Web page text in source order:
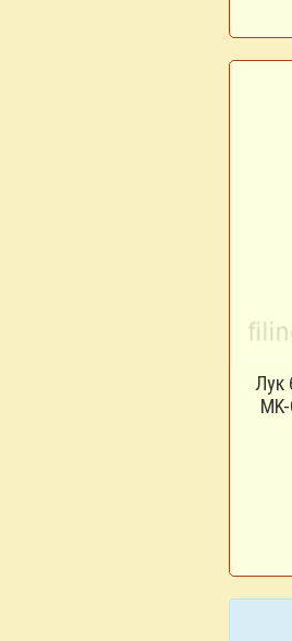
Лук